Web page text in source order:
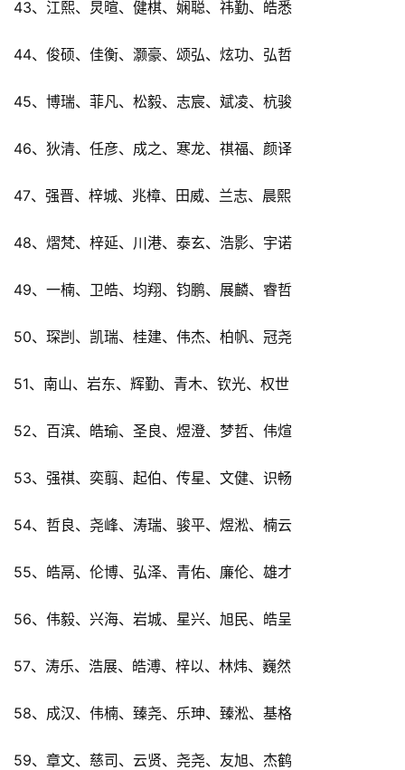
43、江熙、炅暄、健棋、娴聪、祎勤、皓悉
44、俊硕、佳衡、灏豪、颂弘、炫功、弘哲
45、博瑞、菲凡、松毅、志宸、斌凌、杭骏
46、狄清、任彦、成之、寒龙、祺福、颜译
47、强晋、梓城、兆樟、田威、兰志、晨熙
48、熠梵、梓延、川港、泰玄、浩影、宇诺
49、一楠、卫皓、均翔、钧鹏、展麟、睿哲
50、琛剀、凯瑞、桂建、伟杰、柏帆、冠尧
51、南山、岩东、辉勤、青木、钦光、权世
52、百滨、皓瑜、圣良、煜澄、梦哲、伟煊
53、强祺、奕翦、起伯、传星、文健、识畅
54、哲良、尧峰、涛瑞、骏平、煜淞、楠云
55、皓鬲、伦博、弘泽、青佑、廉伦、雄才
56、伟毅、兴海、岩城、星兴、旭民、皓呈
57、涛乐、浩展、皓溥、梓以、林炜、巍然
58、成汉、伟楠、臻尧、乐珅、臻淞、基格
59、章文、慈司、云贤、尧尧、友旭、杰鹤